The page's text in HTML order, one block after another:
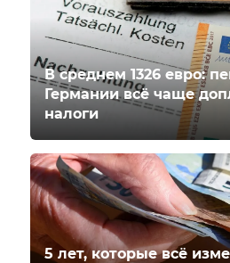
В среднем 1326 евро:
Германии всё чаще
налоги
5 лет, которые всё